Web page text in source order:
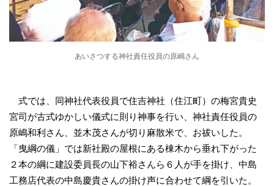
あいさつする神社責任役員の原嶋さん
式では、同神社代表役員で住吉神社（住江町）の梅宮貴史
宮司が古式ゆかしい儀式に則り神事を行い、神社責任役員の
原嶋和利さん、並木茂さんが切り麻散米で、お祓いした。
「曳綱の儀」では新社殿の屋根にある棟木から垂れ下がった
２本の綱に建設委員長の山下裕さんら６人が手を掛け、中島
工務店代表の中島慶貴さんの掛け声に合わせて綱を引いた。